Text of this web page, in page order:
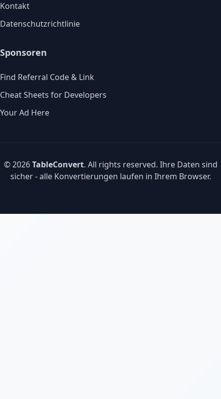
Kontakt
Datenschutzrichtlinie
Sponsoren
Find Referral Code & Link
Cheat Sheets for Developers
Your Ad Here
© 2026TableConvert. All rights reserved. Ihre Daten sind
sicher - alle Konvertierungen laufen in Ihrem Browser.